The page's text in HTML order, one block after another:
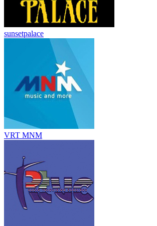
sunsetpalace
VRT MNM